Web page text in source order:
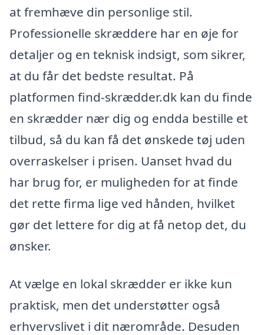
at fremhæve din personlige stil.
Professionelle skræddere har en øje for
detaljer og en teknisk indsigt, som sikrer,
at du får det bedste resultat. På
platformen find-skrædder.dk kan du finde
en skrædder nær dig og endda bestille et
tilbud, så du kan få det ønskede tøj uden
overraskelser i prisen. Uanset hvad du
har brug for, er muligheden for at finde
det rette firma lige ved hånden, hvilket
gør det lettere for dig at få netop det, du
ønsker.
At vælge en lokal skrædder er ikke kun
praktisk, men det understøtter også
erhvervslivet i dit nærområde. Desuden